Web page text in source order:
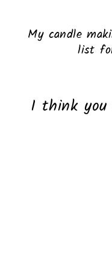
My candle
list
I think